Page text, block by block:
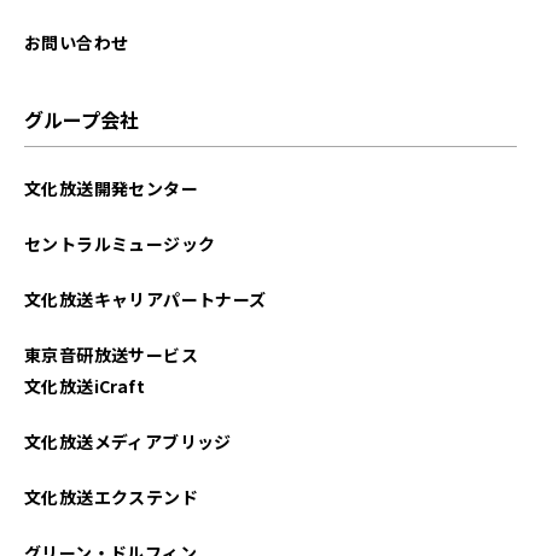
お問い合わせ
グループ会社
文化放送開発センター
セントラルミュージック
文化放送キャリアパートナーズ
東京音研放送サービス
文化放送iCraft
文化放送メディアブリッジ
文化放送エクステンド